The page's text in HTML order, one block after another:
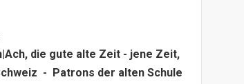
Ach, die gute alte Zeit - jene Zeit,
- Patrons der alten Schule